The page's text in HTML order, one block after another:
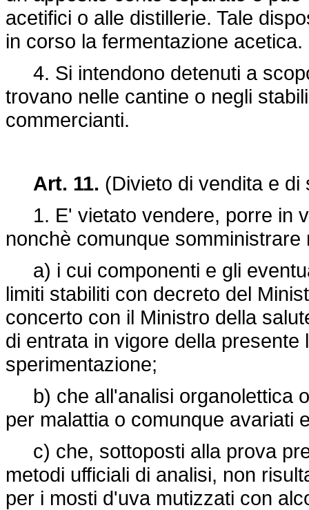
acetifici o alle distillerie. Tale
in corso la fermentazione acetica.
4. Si intendono detenuti a
trovano nelle cantine o negli
commercianti.
Art. 11. (Divieto di vendita e di
1. E' vietato vendere, porre in
nonchè comunque somministrare
a) i cui componenti e gli
limiti stabiliti con decreto del
concerto con il Ministro della
di entrata in vigore della
sperimentazione;
b) che all'analisi organolettica
per malattia o comunque avariati
c) che, sottoposti alla prova
metodi ufficiali di analisi, non
per i mosti d'uva mutizzati con